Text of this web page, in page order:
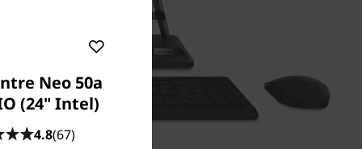
Neo 50a
(24" Intel)
4.8(67)